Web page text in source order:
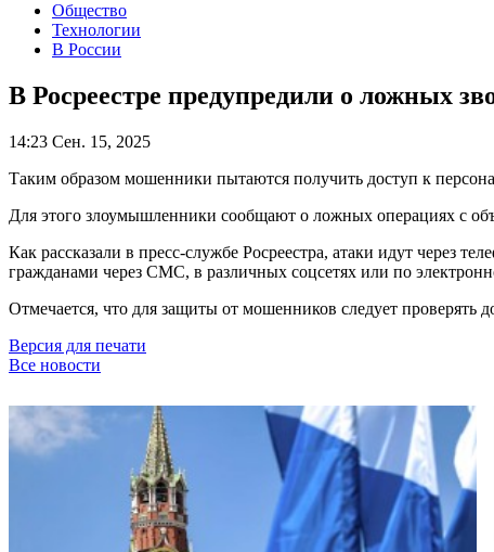
Общество
Технологии
В России
В Росреестре предупредили о ложных
14:23 Сен. 15, 2025
Таким образом мошенники пытаются получить доступ к
Для этого злоумышленники сообщают о ложных операциях с
Как рассказали в пресс-службе Росреестра, атаки идут через
гражданами через СМС, в различных соцсетях или по
Отмечается, что для защиты от мошенников следует проверять
Версия для печати
Все новости